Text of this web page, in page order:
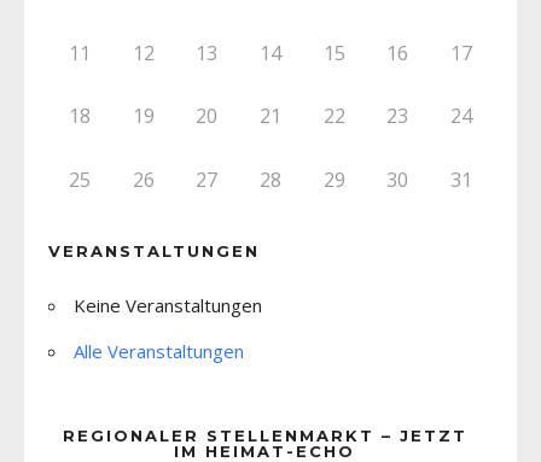
11 12 13 14 15 16 17
18 19 20 21 22 23 24
25 26 27 28 29 30 31
VERANSTALTUNGEN
Keine Veranstaltungen
Alle Veranstaltungen
REGIONALER STELLENMARKT – JETZT
IM HEIMAT-ECHO